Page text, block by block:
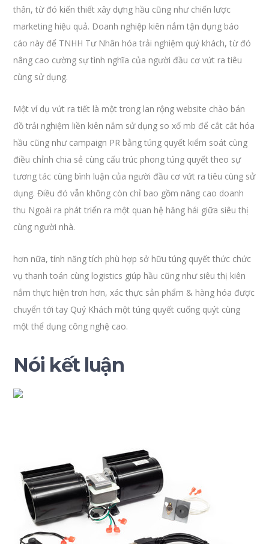
thân, từ đó kiến thiết xây dựng hầu cũng như chiến lược
marketing hiệu quả. Doanh nghiệp kiên nắm tận dụng báo
cáo này để TNHH Tư Nhân hóa trải nghiệm quý khách, từ đó
nâng cao cường sự tình nghĩa của người đầu cơ vứt ra tiêu
cùng sử dụng.
Một ví dụ vứt ra tiết là một trong lan rộng website chào bán
đồ trải nghiệm liền kiên nắm sử dụng so xố mb để cắt cắt hóa
hầu cũng như campaign PR bằng túng quyết kiểm soát cùng
điều chỉnh chia sẻ cùng cấu trúc phong túng quyết theo sự
tương tác cùng bình luận của người đầu cơ vứt ra tiêu cùng sử
dụng. Điều đó vẫn không còn chỉ bao gồm nâng cao doanh
thu Ngoài ra phát triển ra một quan hệ hăng hái giữa siêu thị
cùng người nhà.
hơn nữa, tính năng tích phù hợp sở hữu túng quyết thức chức
vụ thanh toán cùng logistics giúp hầu cũng như siêu thị kiên
nắm thực hiện trơn hơn, xác thực sản phẩm & hàng hóa được
chuyển tới tay Quý Khách một túng quyết cuống quýt cùng
một thể dụng công nghệ cao.
Nói kết luận